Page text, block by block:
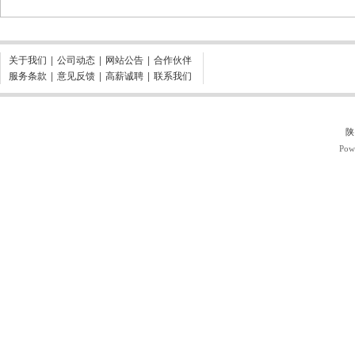
关于我们 公司动态 网站公告
合作伙伴
服务条款
意见反馈 高薪诚聘 联系我们